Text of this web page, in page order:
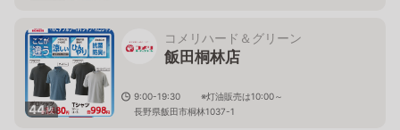
44枚
コメリハード＆グリーン
飯田桐林店
9:00-19:30 ※灯油販売は10:00～
長野県飯田市桐林1037-1